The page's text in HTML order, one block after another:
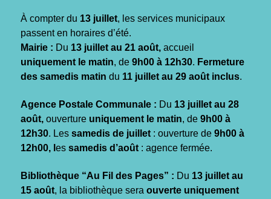
À compter du 13 juillet, les services municipaux
passent en horaires d’été.
Mairie : Du 13 juillet au 21 août, accueil
uniquement le matin, de 9h00 à 12h30. Fermeture
des samedis matin du 11 juillet au 29 août inclus.
Agence Postale Communale : Du 13 juillet au 28
août, ouverture uniquement le matin, de 9h00 à
12h30. Les samedis de juillet : ouverture de 9h00 à
12h00, l es samedis d’août : agence fermée.
Bibliothèque “Au Fil des Pages” : Du 13 juillet au
15 août, la bibliothèque sera ouverte uniquement